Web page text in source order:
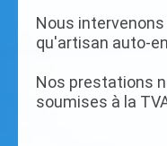
Nous
qu'artisan auto-
Nos prestations
soumises à la